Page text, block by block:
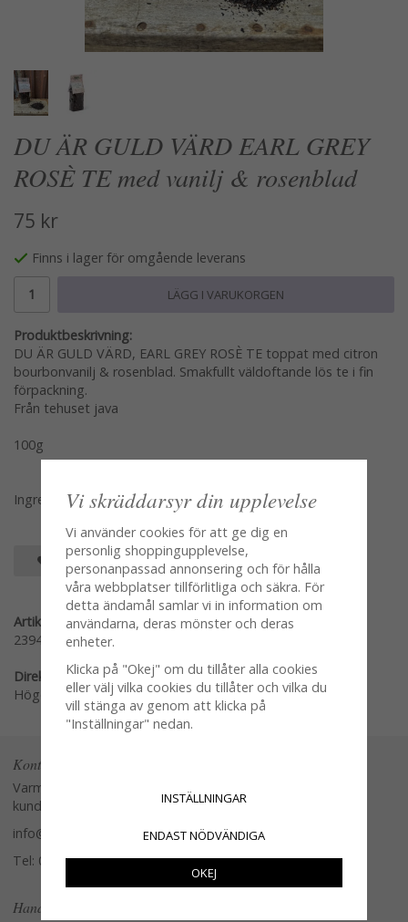
DU ÄR GULD VÄRD EARL GREY
ROSÈ TE med vanilj & rosenblad
75 kr
Finns i lager för omgående leverans
LÄGG I VARUKORGEN
Produktbeskrivning:
DU ÄR GULD VÄRD, EARL GREY ROSÈ TE toppat med citron
bourbonvanilj & rosenblad. Smakfullt väldoftande lös te i fin
förpackning.
Från tehuset java
100g
Ingredienser: Svart te, Rosenblad, Bergamottarom, Arom
SPARA SOM FAVORIT
Artikelnummer:
239481
Direktlänk:
Högerklicka och kopiera adressen
Kontakta oss
Varmt välkommen att kontakta vår
kundtjänst.
info@glasverandan.se
Tel: 079-3495968
Handla
Vi skräddarsyr din upplevelse
Vi använder cookies för att ge dig en
personlig shoppingupplevelse,
personanpassad annonsering och för hålla
våra webbplatser tillförlitliga och säkra. För
detta ändamål samlar vi in information om
användarna, deras mönster och deras
enheter.
Klicka på "Okej" om du tillåter alla cookies
eller välj vilka cookies du tillåter och vilka du
vill stänga av genom att klicka på
"Inställningar" nedan.
INSTÄLLNINGAR
ENDAST NÖDVÄNDIGA
OKEJ